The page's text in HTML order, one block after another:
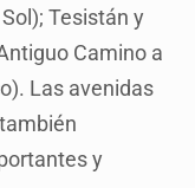
Tesistán y
Camino a
Las avenidas
y